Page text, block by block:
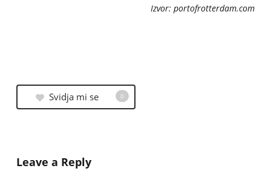
Izvor: portofrotterdam.com
Svidja mi se 0
Leave a Reply